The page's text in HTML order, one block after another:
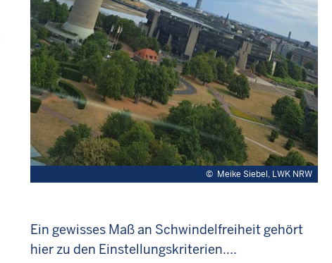
© Meike Siebel, LWK NRW
Ein gewisses Maß an Schwindelfreiheit gehört
hier zu den Einstellungskriterien....